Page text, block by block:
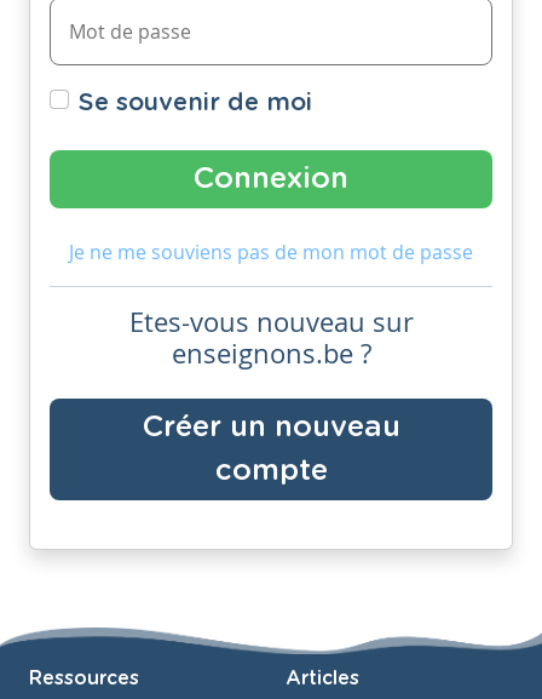
Se souvenir de moi
Je ne me souviens pas de mon mot de passe
Etes-vous nouveau sur
enseignons.be ?
Créer un nouveau
compte
Ressources Articles